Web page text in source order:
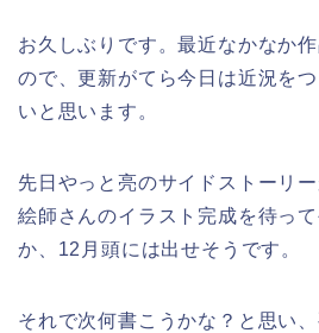
お久しぶりです。最近なかなか
ので、更新がてら今日は近況を
いと思います。
先日やっと亮のサイドストーリ
絵師さんのイラスト完成を待っ
か、12月頭には出せそうです。
それで次何書こうかな？と思い